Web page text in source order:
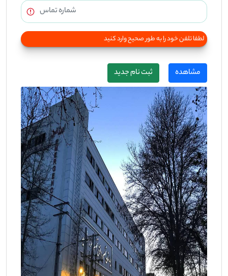
لطفا تلفن خود را به طور صحیح وارد کنید
مشاهده ثبت نام جدید